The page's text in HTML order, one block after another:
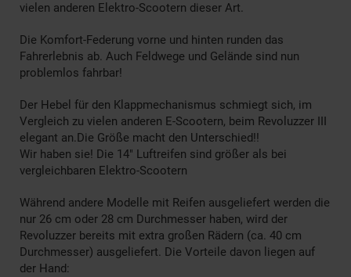
vielen anderen Elektro-Scootern dieser Art.
Die Komfort-Federung vorne und hinten runden das
Fahrerlebnis ab. Auch Feldwege und Gelände sind nun
problemlos fahrbar!
Der Hebel für den Klappmechanismus schmiegt sich, im
Vergleich zu vielen anderen E-Scootern, beim Revoluzzer III
elegant an.Die Größe macht den Unterschied!!
Wir haben sie! Die 14" Luftreifen sind größer als bei
vergleichbaren Elektro-Scootern
Während andere Modelle mit Reifen ausgeliefert werden die
nur 26 cm oder 28 cm Durchmesser haben, wird der
Revoluzzer bereits mit extra großen Rädern (ca. 40 cm
Durchmesser) ausgeliefert. Die Vorteile davon liegen auf
der Hand: